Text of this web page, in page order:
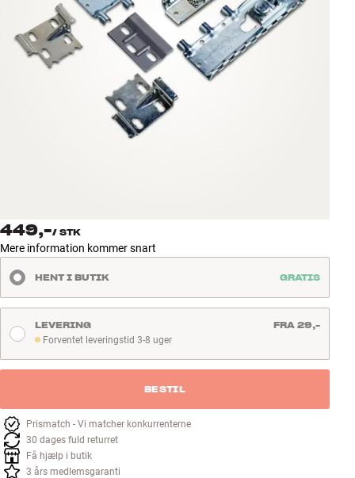
Tilbehør
INSPIRATION
MÆRKER
Kundeservice
Log ind
Byg med Lyd
449,-/ STK
Mere information kommer snart
HENT I BUTIK GRATIS
Forventet leveringstid 3-8 uger
Forventet leveringstid 3-8 uger
LEVERING FRA 29,-
BESTIL
Prismatch - Vi matcher konkurrenterne
30 dages fuld returret
Få hjælp i butik
3 års medlemsgaranti